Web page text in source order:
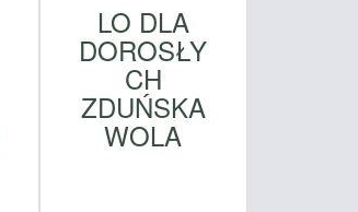
LO DLA
DOROSŁY
CH
ZDUŃSKA
WOLA